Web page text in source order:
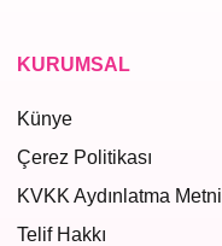
KURUMSAL
Künye
Çerez Politikası
KVKK Aydınlatma Metni
Telif Hakkı